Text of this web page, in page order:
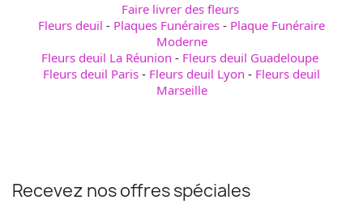
Faire livrer des fleurs
Fleurs deuil - Plaques Funéraires - Plaque Funéraire
Moderne
Fleurs deuil La Réunion - Fleurs deuil Guadeloupe
Fleurs deuil Paris - Fleurs deuil Lyon - Fleurs deuil
Marseille
Recevez nos offres spéciales